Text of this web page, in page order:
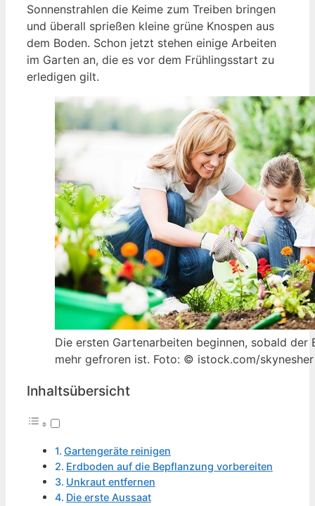
Sonnenstrahlen die Keime zum Treiben bringen
und überall sprießen kleine grüne Knospen aus
dem Boden. Schon jetzt stehen einige Arbeiten
im Garten an, die es vor dem Frühlingsstart zu
erledigen gilt.
Die ersten Gartenarbeiten beginnen, sobald der
mehr gefroren ist. Foto: © istock.com/skynesher
Inhaltsübersicht
Gartengeräte reinigen
Erdboden auf die Bepflanzung vorbereiten
Unkraut entfernen
Die erste Aussaat